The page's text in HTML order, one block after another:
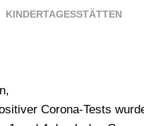
KINDERTAGESSTÄTTEN
Corona-Tests